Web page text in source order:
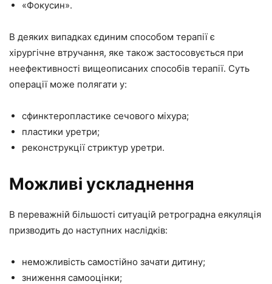
«Фокусин».
В деяких випадках єдиним способом терапії є
хірургічне втручання, яке також застосовується при
неефективності вищеописаних способів терапії. Суть
операції може полягати у:
сфинктеропластике сечового міхура;
пластики уретри;
реконструкції стриктур уретри.
Можливі ускладнення
В переважній більшості ситуацій ретроградна еякуляція
призводить до наступних наслідків:
неможливість самостійно зачати дитину;
зниження самооцінки;